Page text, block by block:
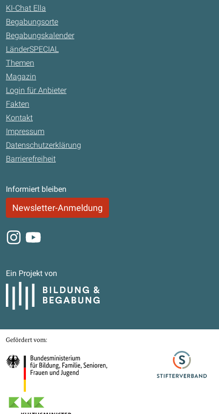
KI-Chat Ella
Begabungsorte
Begabungskalender
LänderSPECIAL
Themen
Magazin
Login für Anbieter
Fakten
Kontakt
Impressum
Datenschutzerklärung
Barrierefreiheit
Informiert bleiben
Newsletter-Anmeldung
Instagram
Youtube
Ein Projekt von
Bildung und Begabung
Gefördert von
Bundesministerium für Bildung, Familie, Senioren, Frauen und Jugend
Stifterverband
Kultusministerkonferenz